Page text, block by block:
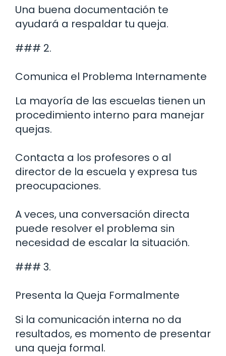
Una buena documentación te
ayudará a respaldar tu queja.
### 2.
Comunica el Problema Internamente
La mayoría de las escuelas tienen un
procedimiento interno para manejar
quejas.
Contacta a los profesores o al
director de la escuela y expresa tus
preocupaciones.
A veces, una conversación directa
puede resolver el problema sin
necesidad de escalar la situación.
### 3.
Presenta la Queja Formalmente
Si la comunicación interna no da
resultados, es momento de presentar
una queja formal.